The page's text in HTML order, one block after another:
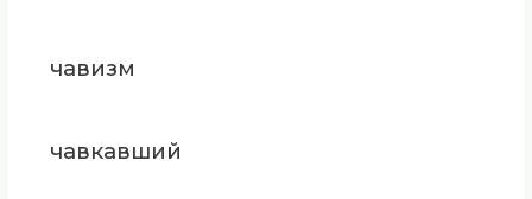
чавизм
чавкавший